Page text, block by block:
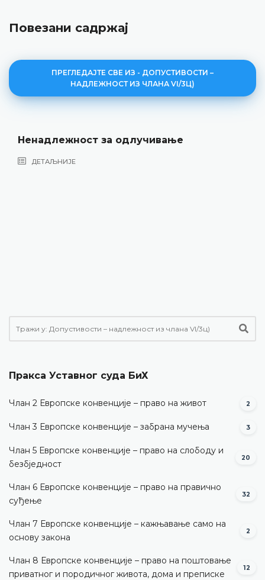
Повезани садржај
ПРЕГЛЕДАЈТЕ СВЕ ИЗ - ДОПУСТИВОСТИ –
НАДЛЕЖНОСТ ИЗ ЧЛАНА VI/3Ц)
Ненадлежност за одлучивање
ДЕТАЉНИЈЕ
Пракса Уставног суда БиХ
Члан 2 Европске конвенције – право на живот 2
Члан 3 Европске конвенције – забрана мучења 3
Члан 5 Европске конвенције – право на слободу и
безбједност
20
Члан 6 Европске конвенције – право на правично
суђење
32
Члан 7 Европске конвенције – кажњавање само на
основу закона
2
Члан 8 Европске конвенције – право на поштовање
приватног и породичног живота, дома и преписке
12